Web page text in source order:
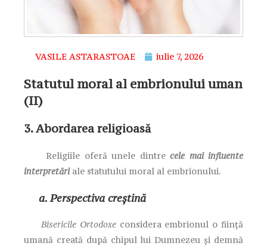
VASILE ASTARASTOAE iulie 7, 2026
Statutul moral al embrionului uman
(II)
3. Abordarea religioasă
Religiile oferă unele dintrecele mai influente
interpretăriale statutului moral al embrionului.
a. Perspectiva creștină
Bisericile Ortodoxeconsidera embrionul o ființă
umană creată după chipul lui Dumnezeu și demnă